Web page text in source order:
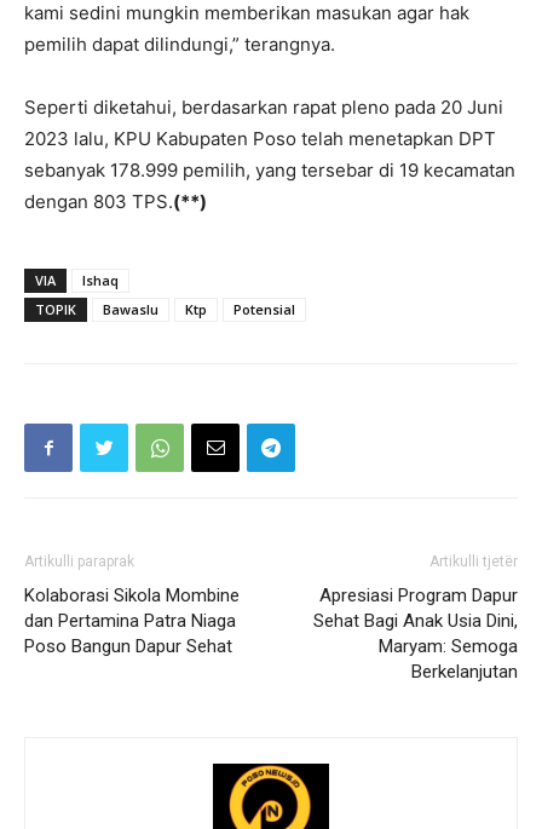
kami sedini mungkin memberikan masukan agar hak
pemilih dapat dilindungi,” terangnya.
Seperti diketahui, berdasarkan rapat pleno pada 20 Juni
2023 lalu, KPU Kabupaten Poso telah menetapkan DPT
sebanyak 178.999 pemilih, yang tersebar di 19 kecamatan
dengan 803 TPS.(**)
VIA
Ishaq
TOPIK
Bawaslu Ktp Potensial
Artikulli paraprak
Kolaborasi Sikola Mombine
dan Pertamina Patra Niaga
Poso Bangun Dapur Sehat
Artikulli tjetër
Apresiasi Program Dapur
Sehat Bagi Anak Usia Dini,
Maryam: Semoga
Berkelanjutan